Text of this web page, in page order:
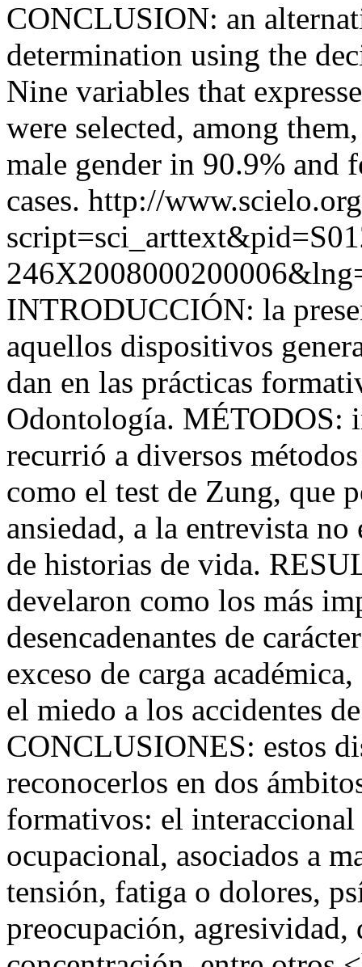
CONCLUSION: an
determination using the
Nine variables that
were selected, among
male gender in 90.9% and
cases. http://
INTRODUCCIÓN: la
aquellos dispositivos
dan en las prácticas
Odontología. MÉTODOS:
recurrió a diversos
como el test de Zung, que
ansiedad, a la entrevista
de historias de vida.
develaron como los más
desencadenantes de
exceso de carga
el miedo a los accidentes
CONCLUSIONES: estos
reconocerlos en dos
formativos: el
ocupacional, asociados a
tensión, fatiga o dolores,
preocupación, agresividad,